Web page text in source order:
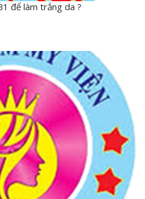
để làm trắng da ?